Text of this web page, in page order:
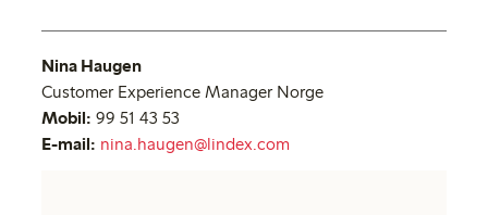
Nina Haugen
Customer Experience Manager Norge
Mobil: 99 51 43 53
E-mail: nina.haugen@lindex.com